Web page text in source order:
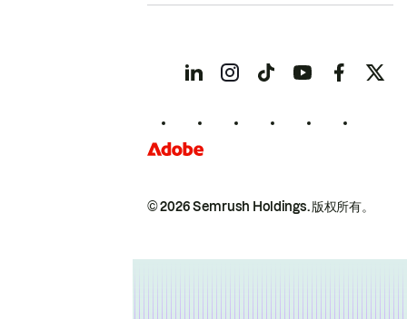
© 2026 Semrush Holdings.版权所有。